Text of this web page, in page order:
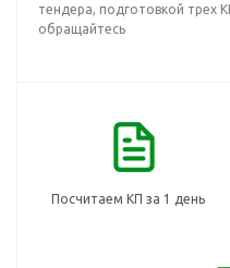
тендера, подготовкой трех
обращайтесь
Посчитаем КП за 1 день